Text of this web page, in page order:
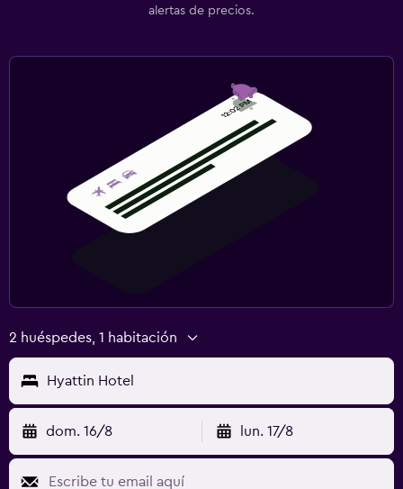
alertas de precios.
2 huéspedes, 1 habitación
Hyattin Hotel
dom. 16/8 lun. 17/8